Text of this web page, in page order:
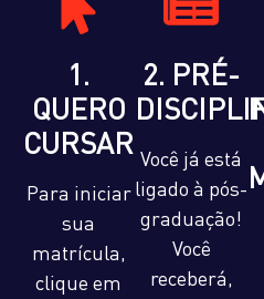
1.
QUERO
CURSAR
Para iniciar
sua
matrícula,
clique em
2. PRÉ-
Você já está
ligado à pós-
graduação!
Você
receberá,